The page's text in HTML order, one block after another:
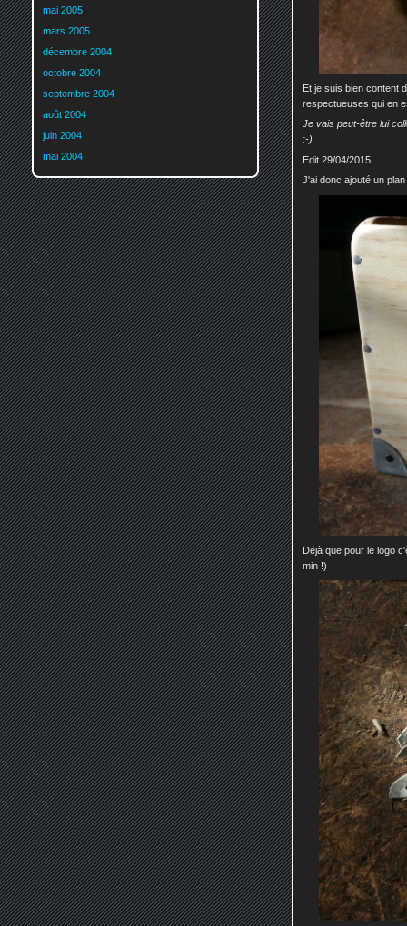
Et je suis bien content
respectueuses qui en
Je vais peut-être lui
:-)
Edit 29/04/2015
J'ai donc ajouté un
Déjà que pour le logo
min !)
mai 2005
mars 2005
décembre 2004
octobre 2004
septembre 2004
août 2004
juin 2004
mai 2004